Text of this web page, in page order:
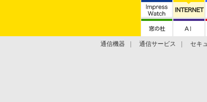
通信機器 通信サービス セキ